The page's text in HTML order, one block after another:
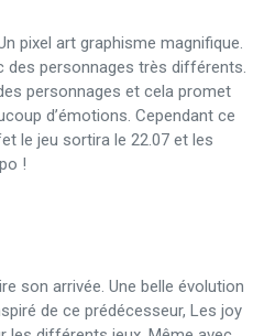
pixel art graphisme magnifique.
des personnages très différents.
personnages et cela promet
d’émotions. Cependant ce
le jeu sortira le 22.07 et les
!
son arrivée. Une belle évolution
de ce prédécesseur, Les joy